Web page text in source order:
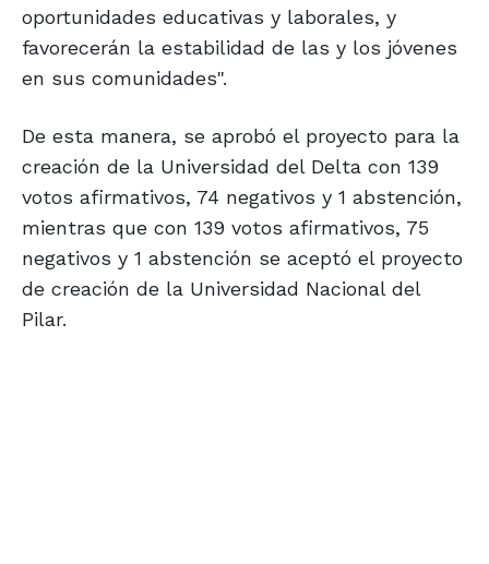
oportunidades educativas y laborales, y
favorecerán la estabilidad de las y los jóvenes
en sus comunidades".
De esta manera, se aprobó el proyecto para la
creación de la Universidad del Delta con 139
votos afirmativos, 74 negativos y 1 abstención,
mientras que con 139 votos afirmativos, 75
negativos y 1 abstención se aceptó el proyecto
de creación de la Universidad Nacional del
Pilar.